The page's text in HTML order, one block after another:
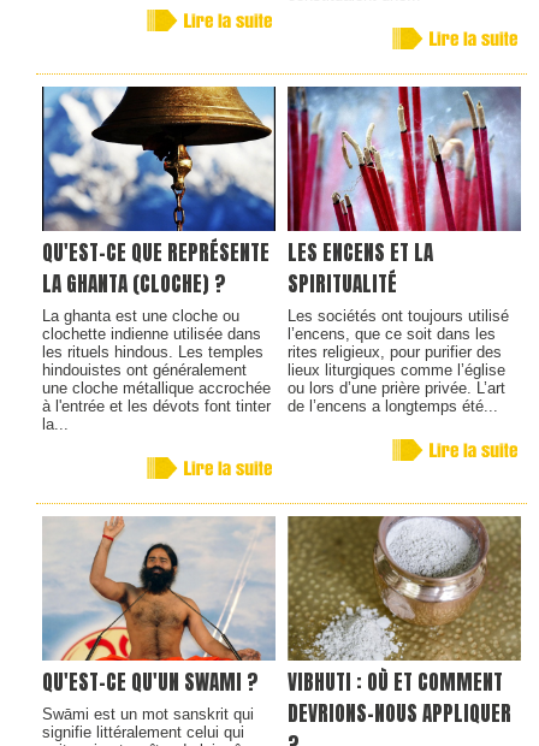
QU'EST-CE QUE REPRÉSENTE
LA GHANTA (CLOCHE) ?
La ghanta est une cloche ou
clochette indienne utilisée dans
les rituels hindous. Les temples
hindouistes ont généralement
une cloche métallique accrochée
à l'entrée et les dévots font tinter
la...
LES ENCENS ET LA
SPIRITUALITÉ
Les sociétés ont toujours utilisé
l’encens, que ce soit dans les
rites religieux, pour purifier des
lieux liturgiques comme l’église
ou lors d’une prière privée. L’art
de l’encens a longtemps été...
QU'EST-CE QU'UN SWAMI ?
Swāmi est un mot sanskrit qui
signifie littéralement celui qui
VIBHUTI : OÙ ET COMMENT
DEVRIONS-NOUS APPLIQUER